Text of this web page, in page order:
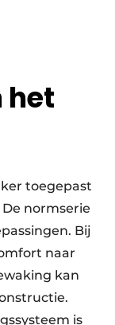
het
toegepast
normserie
Bij
naar
kan
is